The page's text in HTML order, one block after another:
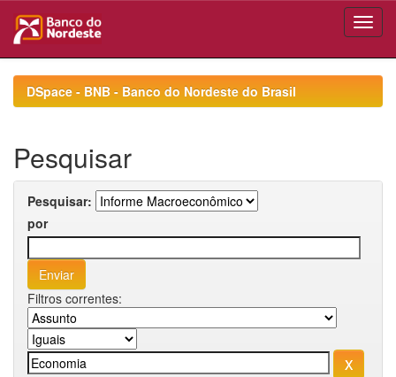
navigationDSpace - BNB - Banco do Nordeste do Brasil
Pesquisar
Pesquisar:
por
Filtros correntes: